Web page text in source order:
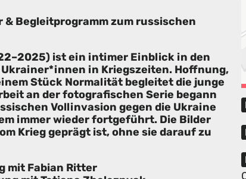
Begleitprogramm zum russischen
ist ein intimer Einblick in den
in Kriegszeiten. Hoffnung,
Stück Normalität begleitet die junge
an der fotografischen Serie begann
Vollinvasion gegen die Ukraine
immer wieder fortgeführt. Die Bilder
Krieg geprägt ist, ohne sie darauf zu
mit Fabian Ritter